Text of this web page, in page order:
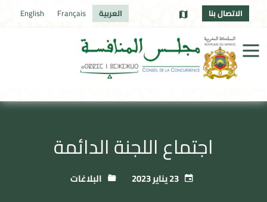
الاتصال بنا العربية Français
English
اجتماع اللجنة الدائمة
23 يناير 2023 البلاغات